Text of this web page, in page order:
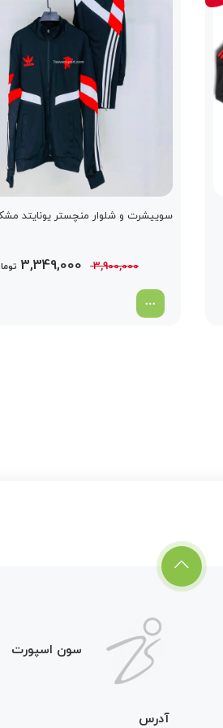
3,349,000 تومان
سوییشرت و شلوار منچستر یونایتد
3,900,000
قیمت
3,349,000
سون اسپورت
آدرس